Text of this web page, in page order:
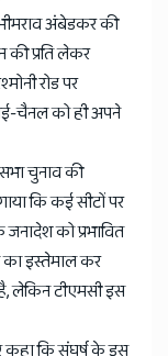
अंबेडकर की
की प्रति लेकर
रोड पर
चैनल को ही अपने
चुनाव की
कि कई सीटों पर
को प्रभावित
का इस्तेमाल कर
लेकिन टीएमसी इस